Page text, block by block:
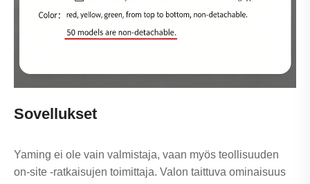
Sovellukset
Yaming ei ole vain valmistaja, vaan myös teollisuuden
on-site -ratkaisujen toimittaja. Valon taittuva ominaisuus